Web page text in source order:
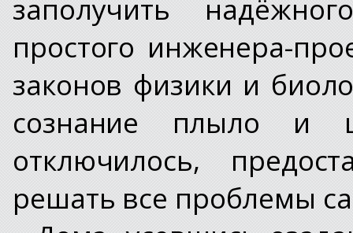
заполучить
простого инженера-
законов физики и
сознание плыло и
отключилось,
решать все проблемы